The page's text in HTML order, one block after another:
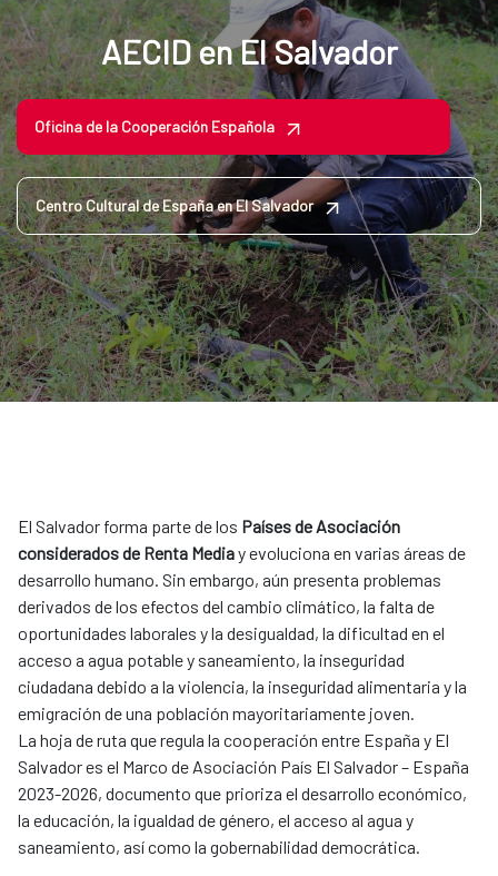
AECID en El Salvador
Oficina de la Cooperación Española
Centro Cultural de España en El Salvador
El Salvador forma parte de los Países de Asociación
considerados de Renta Mediay evoluciona en varias áreas de
desarrollo humano. Sin embargo, aún presenta problemas
derivados de los efectos del cambio climático, la falta de
oportunidades laborales y la desigualdad, la dificultad en el
acceso a agua potable y saneamiento, la inseguridad
ciudadana debido a la violencia, la inseguridad alimentaria y la
emigración de una población mayoritariamente joven.
La hoja de ruta que regula la cooperación entre España y El
Salvador es el Marco de Asociación País El Salvador – España
2023-2026, documento que prioriza el desarrollo económico,
la educación, la igualdad de género, el acceso al agua y
saneamiento, así como la gobernabilidad democrática.